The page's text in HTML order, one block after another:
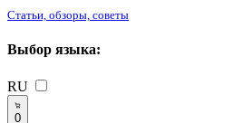
Статьи, обзоры, советы
Выбор языка:
RU
0